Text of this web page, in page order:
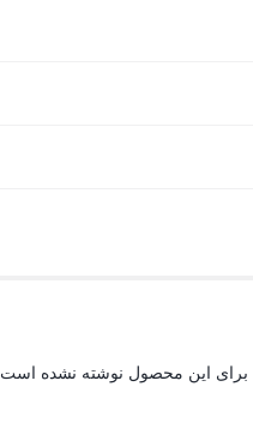
برای این محصول نوشته نشده است.